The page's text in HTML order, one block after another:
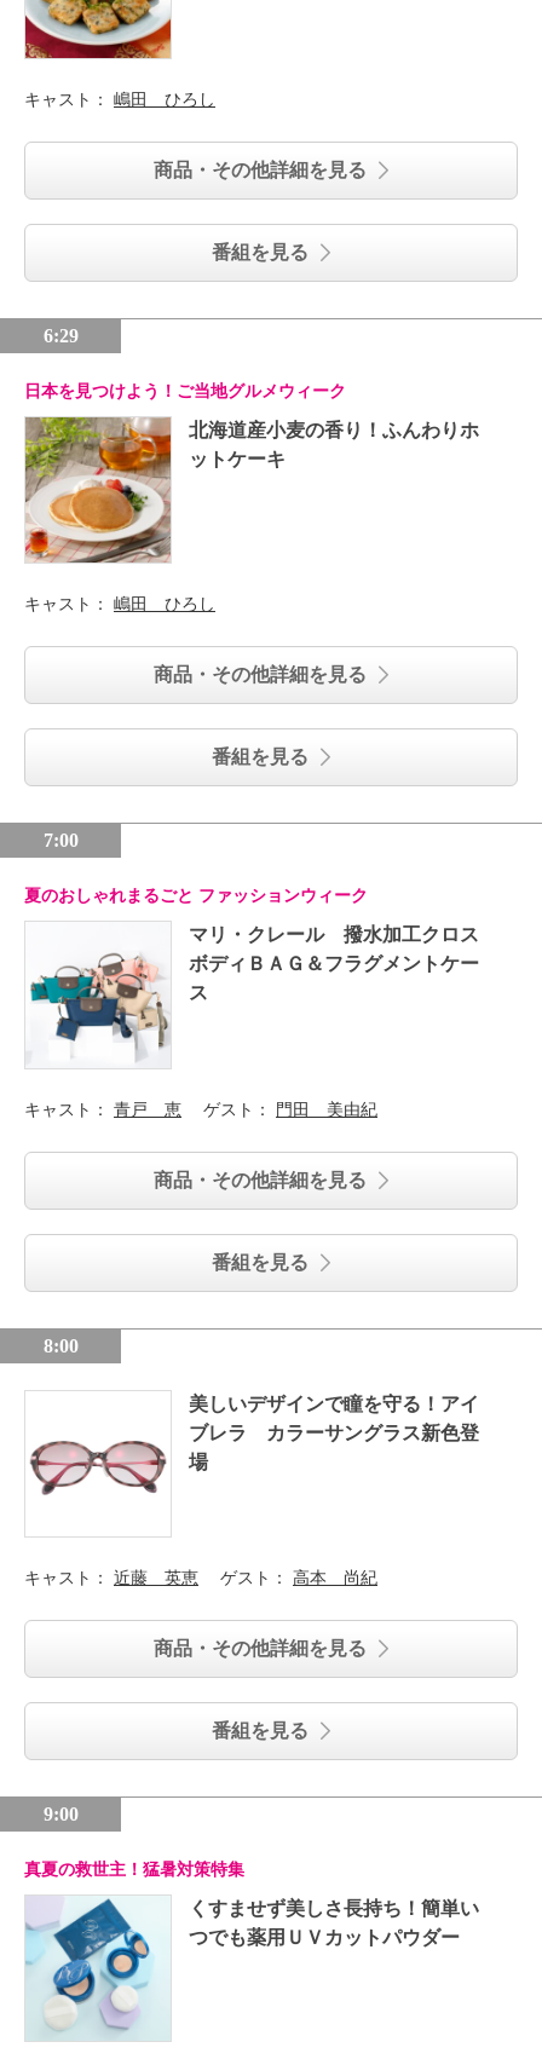
キャスト： 嶋田 ひろし
商品・その他詳細を見る
番組を見る
6:29
日本を見つけよう！ご当地グルメウィーク
北海道産小麦の香り！ふんわりホ
ットケーキ
キャスト： 嶋田 ひろし
商品・その他詳細を見る
番組を見る
7:00
夏のおしゃれまるごと ファッションウィーク
マリ・クレール 撥水加工クロス
ボディＢＡＧ＆フラグメントケー
ス
キャスト： 青戸 恵 ゲスト： 門田 美由紀
商品・その他詳細を見る
番組を見る
8:00
美しいデザインで瞳を守る！アイ
ブレラ カラーサングラス新色登
場
キャスト： 近藤 英恵 ゲスト： 高本 尚紀
商品・その他詳細を見る
番組を見る
9:00
真夏の救世主！猛暑対策特集
くすませず美しさ長持ち！簡単い
つでも薬用ＵＶカットパウダー